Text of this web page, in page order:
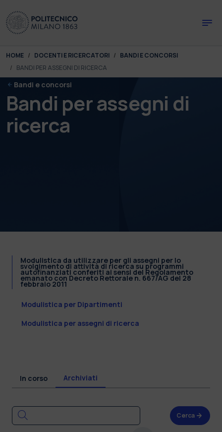
You are here:
HOME DOCENTI E RICERCATORI
BANDI E CONCORSI
BANDI PER ASSEGNI DI RICERCA
Bandi e concorsi
Bandi per assegni di
ricerca
Modulistica da utilizzare per gli assegni per lo
svolgimento di attività di ricerca su programmi
autofinanziati conferiti ai sensi del Regolamento
emanato con Decreto Rettorale n. 667/AG del 28
febbraio 2011
Modulistica per Dipartimenti
Modulistica per assegni di ricerca
In corso Archiviati
Cerca